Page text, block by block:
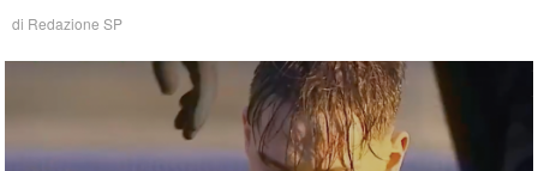
di Redazione SP